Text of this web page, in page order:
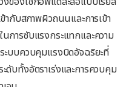
ากับสภาพผิวถนนและการเข้า
การซับแรงกระแทกและความ
ะบบควบคุมแรงบิดอัจฉริยะที่
ดับทั้งอัตราเร่งและการควบคุม